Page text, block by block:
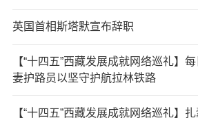
英国首相斯塔默宣布辞职
【“十四五”西藏发展成就网络巡礼】
妻护路员以坚守护航拉林铁路
【“十四五”西藏发展成就网络巡礼】